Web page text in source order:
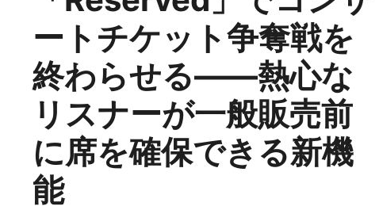
ートチケット争奪戦を
終わらせる——熱心な
リスナーが一般販売前
に席を確保できる新機
能